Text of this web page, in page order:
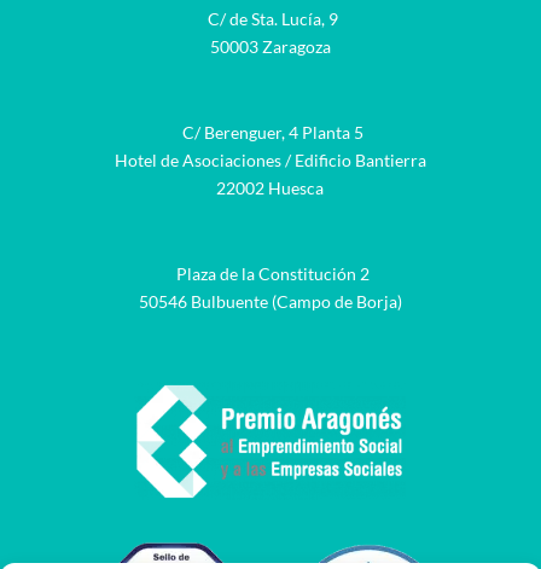
C/ de Sta. Lucía, 9
50003 Zaragoza
C/ Berenguer, 4 Planta 5
Hotel de Asociaciones / Edificio Bantierra
22002 Huesca
Plaza de la Constitución 2
50546 Bulbuente (Campo de Borja)